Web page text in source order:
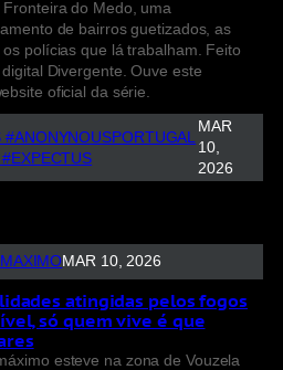
do Medo, uma
de bairros guetizados, as
polícias que lá trabalham. Feito
Divergente. Ouve este
oficial da série.
MAR
10,
2026
MAR 10, 2026
atingidas pelos fogos
só quem vive é que
esteve na zona de Vouzela